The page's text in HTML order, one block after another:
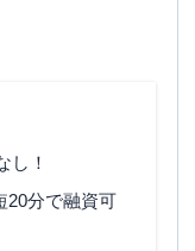
し！
20分で融資可